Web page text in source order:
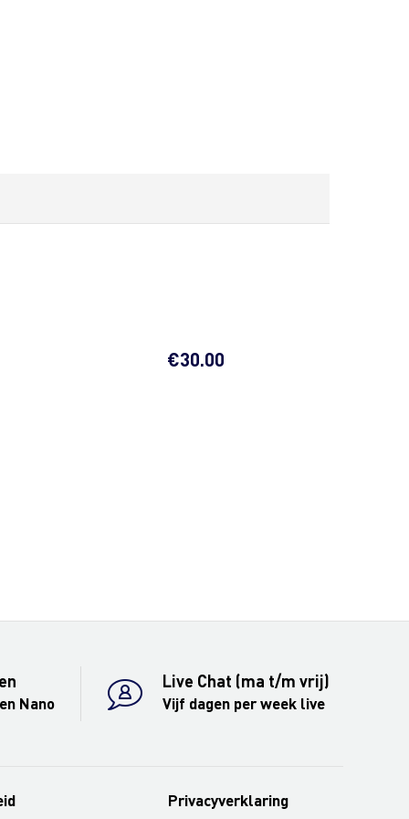
€30.00
Nano
Live Chat (ma t/m vrij)
Vijf dagen per week live
Privacyverklaring